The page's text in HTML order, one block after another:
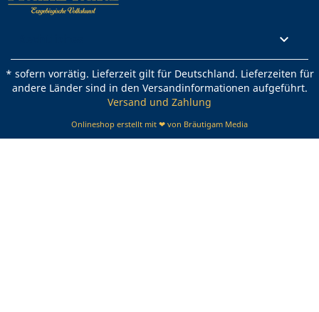

* sofern vorrätig. Lieferzeit gilt für Deutschland. Lieferzeiten für
andere Länder sind in den Versandinformationen aufgeführt.
Versand und Zahlung
Onlineshop erstellt mit ❤ von Bräutigam Media